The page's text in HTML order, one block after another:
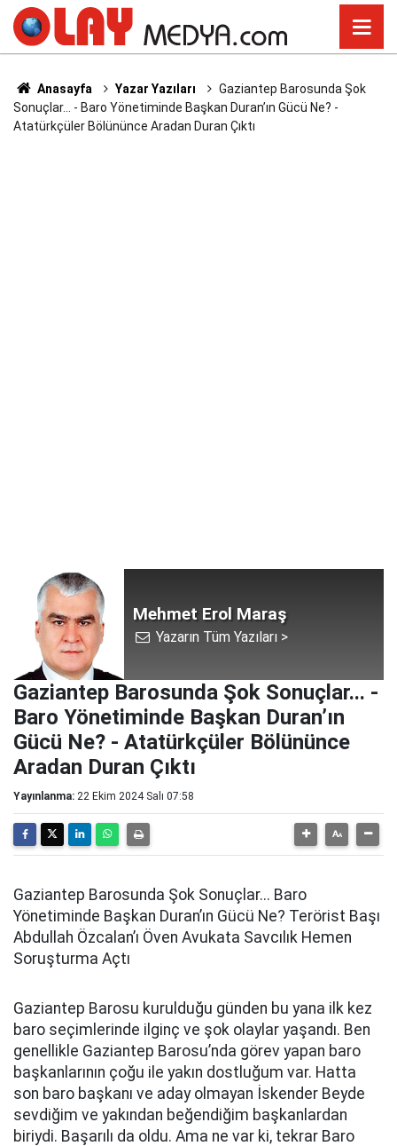
Anasayfa Yazar Yazıları
Gaziantep Barosunda Şok
Sonuçlar... - Baro Yönetiminde Başkan Duran’ın Gücü Ne? -
Atatürkçüler Bölününce Aradan Duran Çıktı
Mehmet Erol Maraş
Yazarın Tüm Yazıları >
Gaziantep Barosunda Şok Sonuçlar... -
Baro Yönetiminde Başkan Duran’ın
Gücü Ne? - Atatürkçüler Bölününce
Aradan Duran Çıktı
Yayınlanma: 22 Ekim 2024 Salı 07:58
Gaziantep Barosunda Şok Sonuçlar... Baro
Yönetiminde Başkan Duran’ın Gücü Ne? Terörist Başı
Abdullah Özcalan’ı Öven Avukata Savcılık Hemen
Soruşturma Açtı
Gaziantep Barosu kurulduğu günden bu yana ilk kez
baro seçimlerinde ilginç ve şok olaylar yaşandı. Ben
genellikle Gaziantep Barosu’nda görev yapan baro
başkanlarının çoğu ile yakın dostluğum var. Hatta
son baro başkanı ve aday olmayan İskender Beyde
sevdiğim ve yakından beğendiğim başkanlardan
biriydi. Başarılı da oldu. Ama ne var ki, tekrar Baro